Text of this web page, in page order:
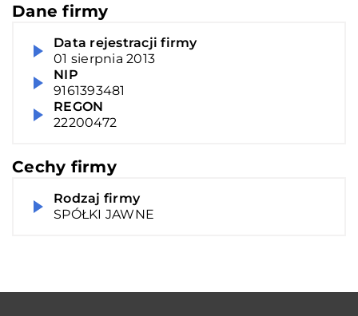
Dane firmy
Data rejestracji firmy
01 sierpnia 2013
NIP
9161393481
REGON
22200472
Cechy firmy
Rodzaj firmy
SPÓŁKI JAWNE